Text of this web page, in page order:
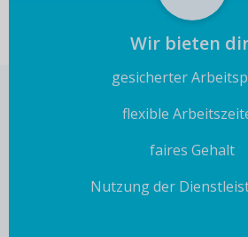
Wir bieten
gesicherter
flexible
faires Gehalt
Nutzung der